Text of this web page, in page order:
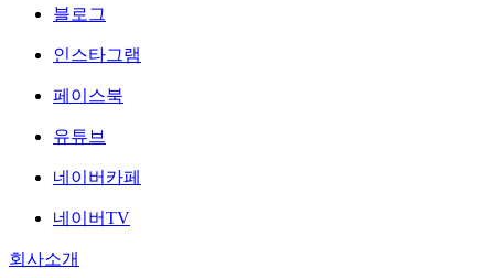
블로그
인스타그램
페이스북
유튜브
네이버카페
네이버TV
회사소개